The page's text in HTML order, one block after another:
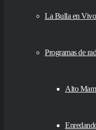
La Bulla en Vivo
Programas de
Alto